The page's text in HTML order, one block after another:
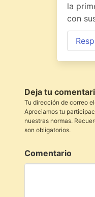
la
con
Deja tu
Tu dirección de correo
Apreciamos tu
nuestras normas.
son obligatorios.
Comentario